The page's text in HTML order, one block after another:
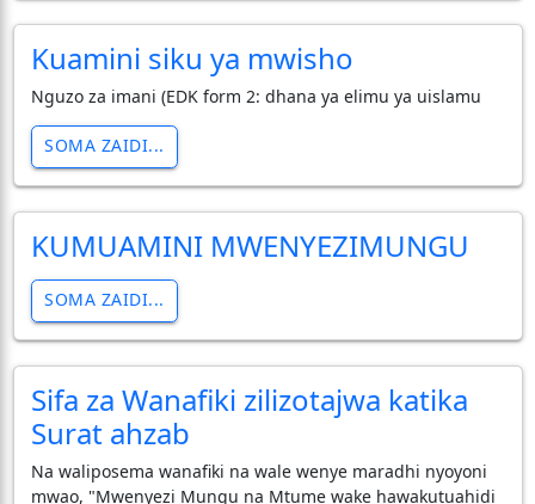
Kuamini siku ya mwisho
Nguzo za imani (EDK form 2: dhana ya elimu ya uislamu
SOMA ZAIDI...
KUMUAMINI MWENYEZIMUNGU
SOMA ZAIDI...
Sifa za Wanafiki zilizotajwa katika
Surat ahzab
Na waliposema wanafiki na wale wenye maradhi nyoyoni
mwao, "Mwenyezi Mungu na Mtume wake hawakutuahidi